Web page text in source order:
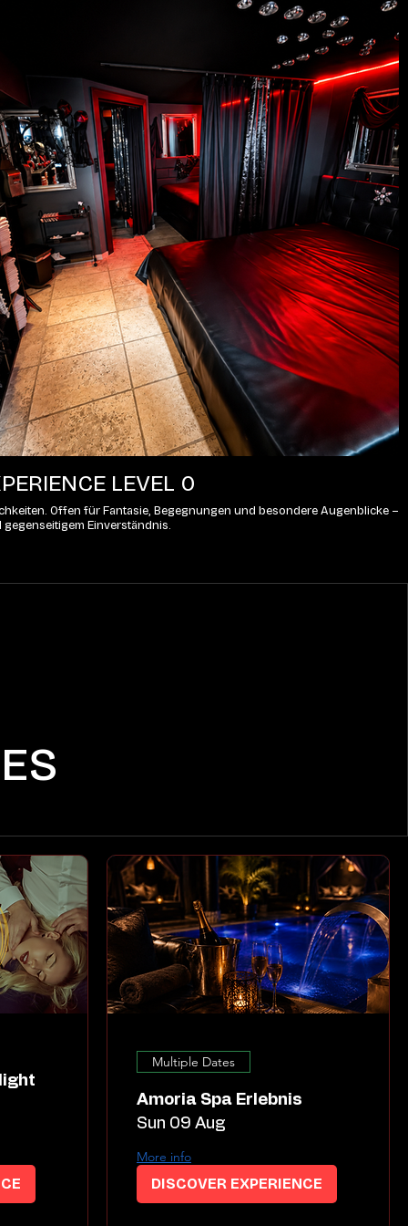
LEVEL 0
Offen für Fantasie, Begegnungen und besondere Augenblicke –
Einverständnis.
Multiple Dates
Amoria Spa Erlebnis
Sun 09 Aug
More info
DISCOVER EXPERIENCE